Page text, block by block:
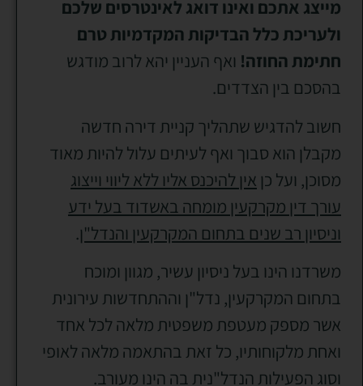
מייצג אתכם ואינו דואג לאינטרסים שלכם
ולעריכת כלל הבדיקות המקדמיות טרם
חתימת החוזה! ואף העניין יהא לרוב מודגש
בהסכם בין הצדדים.
חשוב להדגיש שתהליך קניית דירה חדשה
מקבלן הוא סבוך ואף לעיתים עלול להיות מאוד
מסוכן, ועל כן אין להיכנס אליו ללא ליווי וייצוג
עורך דין מקרקעין מומחה באשדוד בעל ידע
וניסיון רב שנים בתחום המקרקעין והנדל"ן.
משרדנו הינו בעל ניסיון עשיר, מגוון ומוכח
בתחום המקרקעין, נדל"ן וההתחדשות עירונית
אשר מספק מעטפת משפטית מלאה לכל אחד
ואחת מלקוחותיו, כל זאת בהתאמה מלאה לאופי
וסוג הפעילות הנדל"נית בה הינו מעורב.